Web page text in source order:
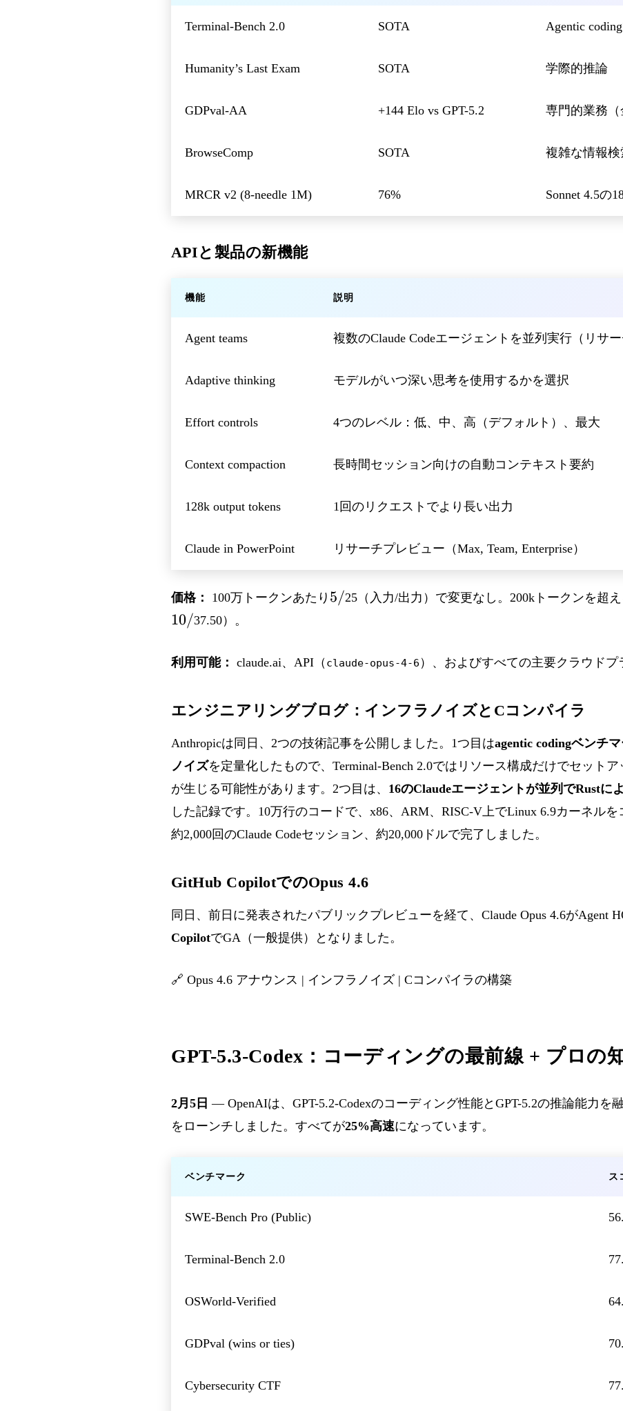
Terminal-Bench 2.0 SOTA Agentic
Humanity’s Last Exam SOTA 学際的推論
GDPval-AA +144 Elo vs GPT-5.2 専門的業務（
BrowseComp SOTA 複雑な情報検
MRCR v2 (8-needle 1M) 76% Sonnet 4.5の
APIと製品の新機能
機能 説明
Agent teams 複数のClaude Codeエージェントを並列実行（リサー
Adaptive thinking モデルがいつ深い思考を使用するかを選択
Effort controls 4つのレベル：低、中、高（デフォルト）、最大
Context compaction 長時間セッション向けの自動コンテキスト要約
128k output tokens 1回のリクエストでより長い出力
Claude in PowerPoint リサーチプレビュー（Max, Team, Enterprise）
価格： 100万トークンあたり 5/
5/25（入力/出力）で変更なし。200kトークンを超
10/37.50）。
利用可能： claude.ai、API（ claude-opus-4-6 ）、およびすべての主要クラウドプ
エンジニアリングブログ：インフラノイズとCコンパイラ
Anthropicは同日、2つの技術記事を公開しました。1つ目はagentic codingベンチ
ノイズを定量化したもので、Terminal-Bench 2.0ではリソース構成だけでセット
が生じる可能性があります。2つ目は、 16のClaudeエージェントが並列でRustに
した記録です。10万行のコードで、x86、ARM、RISC-V上でLinux 6.9カーネルを
約2,000回のClaude Codeセッション、約20,000ドルで完了しました。
GitHub CopilotでのOpus 4.6
同日、前日に発表されたパブリックプレビューを経て、Claude Opus 4.6がAgent
CopilotでGA（一般提供）となりました。
🔗 Opus 4.6 アナウンス | インフラノイズ | Cコンパイラの構築
GPT-5.3-Codex：コーディングの最前線 + プロの
2月5日 — OpenAIは、GPT-5.2-Codexのコーディング性能とGPT-5.2の推論能力を
をローンチしました。すべてが25%高速になっています。
ベンチマーク ス
SWE-Bench Pro (Public)
Terminal-Bench 2.0
OSWorld-Verified
GDPval (wins or ties)
Cybersecurity CTF